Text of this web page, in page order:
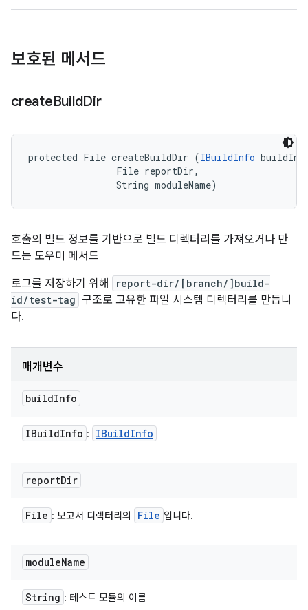
보호된 메서드
createBuildDir
protected File createBuildDir (IBuildInfo
                File reportDir,
                String moduleName)
호출의 빌드 정보를 기반으로 빌드 디렉터리를 가져오거나 만
드는 도우미 메서드
로그를 저장하기 위해
report-dir/[branch/]build-
id/test-tag 구조로 고유한 파일 시스템 디렉터리를 만듭니
다.
매개변수
buildInfo
IBuildInfo : IBuildInfo
reportDir
File : 보고서 디렉터리의 File 입니다.
moduleName
String : 테스트 모듈의 이름